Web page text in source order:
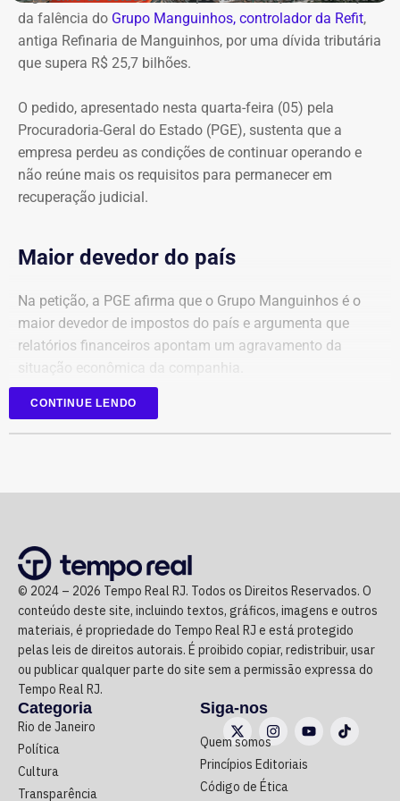
da falência do Grupo Manguinhos, controlador da Refit,
antiga Refinaria de Manguinhos, por uma dívida tributária
que supera R$ 25,7 bilhões.
O pedido, apresentado nesta quarta-feira (05) pela
Procuradoria-Geral do Estado (PGE), sustenta que a
empresa perdeu as condições de continuar operando e
não reúne mais os requisitos para permanecer em
recuperação judicial.
Maior devedor do país
Na petição, a PGE afirma que o Grupo Manguinhos é o
maior devedor de impostos do país e argumenta que
relatórios financeiros apontam um agravamento da
situação econômica da companhia.
Segundo o órgão, após registrar faturamento superior a
R$ 1 bilhão por mês em 2025, a empresa sofreu uma
acumulando prejuízos, manteve elevados custos
operacionais e não apresentou perspectiva de geração de
caixa suficiente para sustentar as atividades ou quitar
suas obrigações.
Na avaliação do Executivo estadual, a recuperação
judicial deixou de cumprir sua função de permitir a
recuperação da empresa.
Refit não teria honrado os
pagamentos
CONTINUE LENDO
© 2024 – 2026 Tempo Real RJ. Todos os Direitos Reservados. O
conteúdo deste site, incluindo textos, gráficos, imagens e outros
materiais, é propriedade do Tempo Real RJ e está protegido
pelas leis de direitos autorais. É proibido copiar, redistribuir, usar
ou publicar qualquer parte do site sem a permissão expressa do
Tempo Real RJ.
Categoria
Rio de Janeiro
Política
Cultura
Transparência
Siga-nos
Quem somos
Princípios Editoriais
Código de Ética